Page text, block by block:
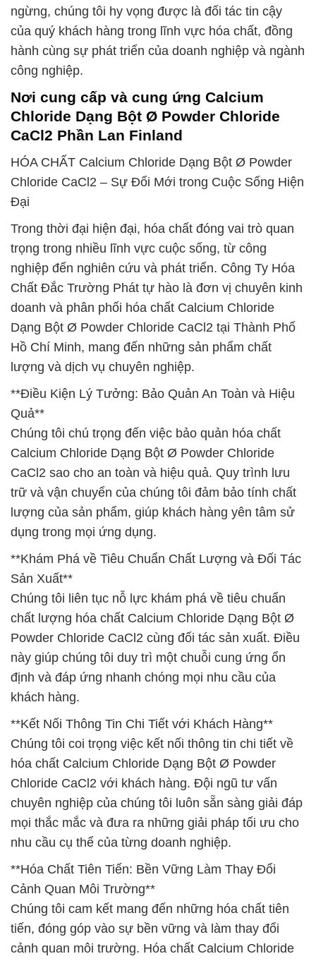
ngừng, chúng tôi hy vọng được là đối tác tin cậy
của quý khách hàng trong lĩnh vực hóa chất, đồng
hành cùng sự phát triển của doanh nghiệp và ngành
công nghiệp.
Nơi cung cấp và cung ứng Calcium
Chloride Dạng Bột Ø Powder Chloride
CaCl2 Phần Lan Finland
HÓA CHẤT Calcium Chloride Dạng Bột Ø Powder
Chloride CaCl2 – Sự Đổi Mới trong Cuộc Sống Hiện
Đại
Trong thời đại hiện đại, hóa chất đóng vai trò quan
trọng trong nhiều lĩnh vực cuộc sống, từ công
nghiệp đến nghiên cứu và phát triển. Công Ty Hóa
Chất Đắc Trường Phát tự hào là đơn vị chuyên kinh
doanh và phân phối hóa chất Calcium Chloride
Dạng Bột Ø Powder Chloride CaCl2 tại Thành Phố
Hồ Chí Minh, mang đến những sản phẩm chất
lượng và dịch vụ chuyên nghiệp.
**Điều Kiện Lý Tưởng: Bảo Quản An Toàn và Hiệu
Quả**
Chúng tôi chú trọng đến việc bảo quản hóa chất
Calcium Chloride Dạng Bột Ø Powder Chloride
CaCl2 sao cho an toàn và hiệu quả. Quy trình lưu
trữ và vận chuyển của chúng tôi đảm bảo tính chất
lượng của sản phẩm, giúp khách hàng yên tâm sử
dụng trong mọi ứng dụng.
**Khám Phá về Tiêu Chuẩn Chất Lượng và Đối Tác
Sản Xuất**
Chúng tôi liên tục nỗ lực khám phá về tiêu chuẩn
chất lượng hóa chất Calcium Chloride Dạng Bột Ø
Powder Chloride CaCl2 cùng đối tác sản xuất. Điều
này giúp chúng tôi duy trì một chuỗi cung ứng ổn
định và đáp ứng nhanh chóng mọi nhu cầu của
khách hàng.
**Kết Nối Thông Tin Chi Tiết với Khách Hàng**
Chúng tôi coi trọng việc kết nối thông tin chi tiết về
hóa chất Calcium Chloride Dạng Bột Ø Powder
Chloride CaCl2 với khách hàng. Đội ngũ tư vấn
chuyên nghiệp của chúng tôi luôn sẵn sàng giải đáp
mọi thắc mắc và đưa ra những giải pháp tối ưu cho
nhu cầu cụ thể của từng doanh nghiệp.
**Hóa Chất Tiên Tiến: Bền Vững Làm Thay Đổi
Cảnh Quan Môi Trường**
Chúng tôi cam kết mang đến những hóa chất tiên
tiến, đóng góp vào sự bền vững và làm thay đổi
cảnh quan môi trường. Hóa chất Calcium Chloride